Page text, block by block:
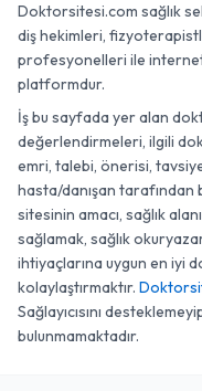
Doktorsitesi.com sağlık
diş hekimleri,
profesyonelleri ile internet
platformdur.
İş bu sayfada yer alan
değerlendirmeleri, ilgili
emri, talebi, önerisi,
hasta/danışan tarafından
sitesinin amacı, sağlık
sağlamak, sağlık
ihtiyaçlarına uygun en iyi
kolaylaştırmaktır.
Sağlayıcısını
bulunmamaktadır.